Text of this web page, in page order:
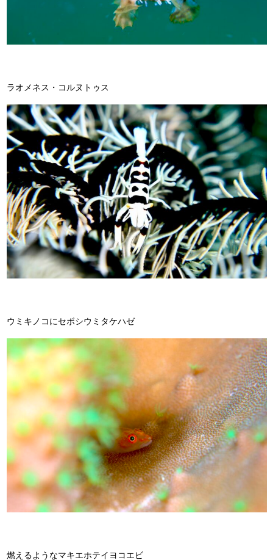
ラオメネス・コルヌトゥス
ウミキノコにセボシウミタケハゼ
燃えるようなマキエホテイヨコエビ